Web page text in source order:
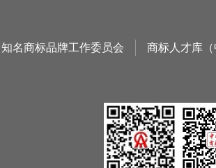
知名商标品牌工作委员会 商标人才库（